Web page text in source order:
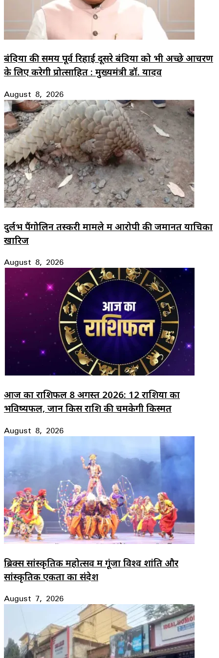
बंदियों की समय पूर्व रिहाई दूसरे बंदियों को भी अच्छे आचरण
के लिए करेगी प्रोत्साहित : मुख्यमंत्री डॉ. यादव
August 8, 2026
दुर्लभ पैंगोलिन तस्करी मामले में आरोपी की जमानत याचिका
खारिज
August 8, 2026
आज का राशिफल 8 अगस्त 2026: 12 राशियों का
भविष्यफल, जानें किस राशि की चमकेगी किस्मत
August 8, 2026
ब्रिक्स सांस्कृतिक महोत्सव में गूंजा विश्व शांति और
सांस्कृतिक एकता का संदेश
August 7, 2026